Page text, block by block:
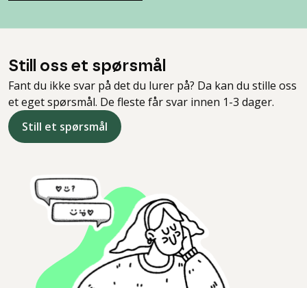
Still oss et spørsmål
Fant du ikke svar på det du lurer på? Da kan du stille oss
et eget spørsmål. De fleste får svar innen 1-3 dager.
Still et spørsmål